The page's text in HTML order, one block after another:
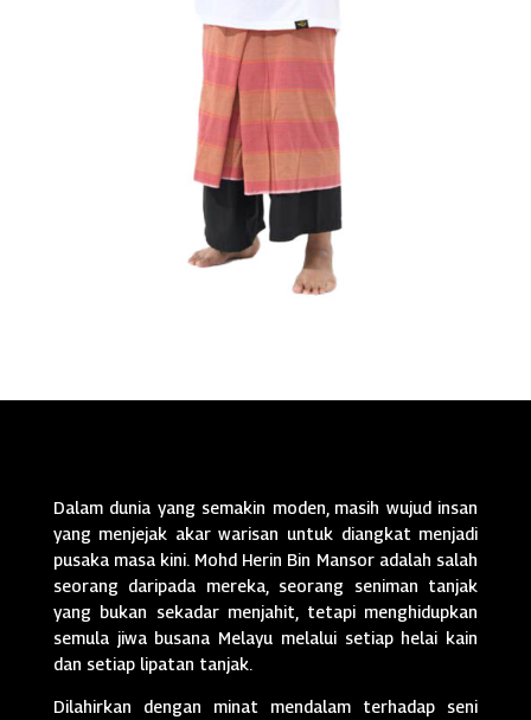
Dalam dunia yang semakin moden, masih wujud insan
yang menjejak akar warisan untuk diangkat menjadi
pusaka masa kini. Mohd Herin Bin Mansor adalah salah
seorang daripada mereka, seorang seniman tanjak
yang bukan sekadar menjahit, tetapi menghidupkan
semula jiwa busana Melayu melalui setiap helai kain
dan setiap lipatan tanjak.
Dilahirkan dengan minat mendalam terhadap seni